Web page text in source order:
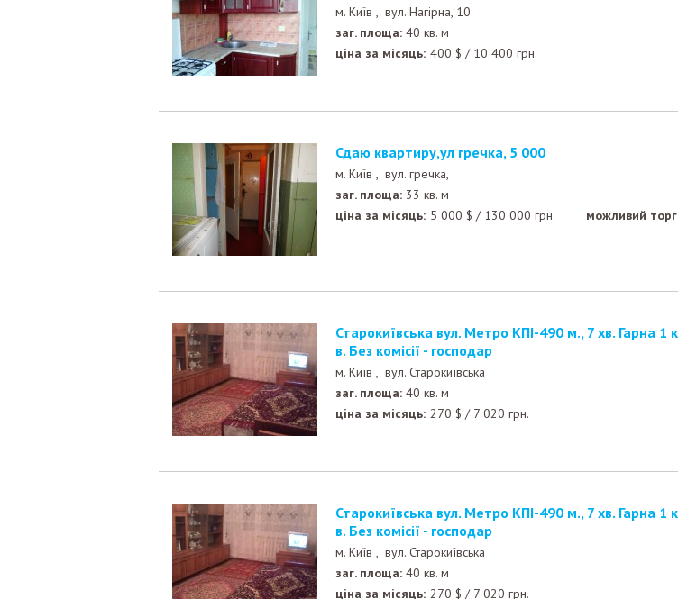
м. Київ , вул. Нагірна, 10
заг. площа: 40 кв. м
ціна за місяць: 400 $ / 10 400 грн.
сдаю квартиру,ул гречка, 5 000
м. Київ , вул. гречка,
заг. площа: 33 кв. м
ціна за місяць: 5 000 $ / 130 000 грн. можливий торг
Старокиївська вул. Метро КПІ-490 м., 7 хв. Гарна 1 к. к
в. Без комісії - господар
м. Київ , вул. Старокиївська
заг. площа: 40 кв. м
ціна за місяць: 270 $ / 7 020 грн.
Старокиївська вул. Метро КПІ-490 м., 7 хв. Гарна 1 к. к
в. Без комісії - господар
м. Київ , вул. Старокиївська
заг. площа: 40 кв. м
ціна за місяць: 270 $ / 7 020 грн.